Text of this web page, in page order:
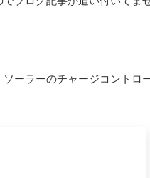
ーラーのチャージコントロ